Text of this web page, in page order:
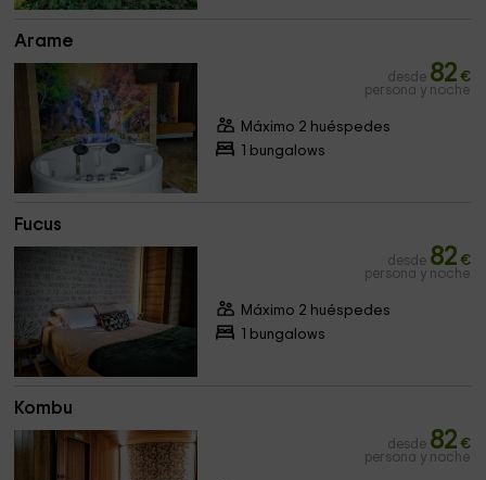
Arame
desde 82 €
persona y noche
Máximo 2 huéspedes
1 bungalows
Fucus
desde 82 €
persona y noche
Máximo 2 huéspedes
1 bungalows
Kombu
desde 82 €
persona y noche